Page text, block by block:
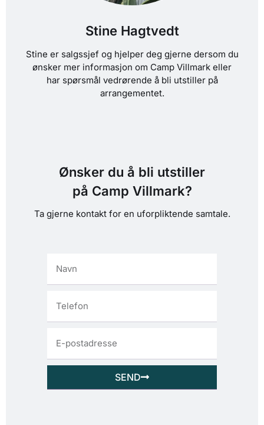
Stine Hagtvedt
Stine er salgssjef og hjelper deg gjerne dersom du
ønsker mer informasjon om Camp Villmark eller
har spørsmål vedrørende å bli utstiller på
arrangementet.
Ønsker du å bli utstiller
på Camp Villmark?
Ta gjerne kontakt for en uforpliktende samtale.
SEND